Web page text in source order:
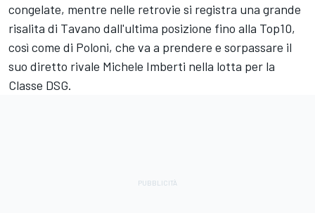
congelate, mentre nelle retrovie si registra una grande
risalita di Tavano dall'ultima posizione fino alla Top10,
così come di Poloni, che va a prendere e sorpassare il
suo diretto rivale Michele Imberti nella lotta per la
Classe DSG.